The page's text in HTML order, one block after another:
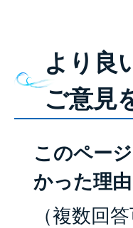
より良
ご意見
このペー
かった理
（複数回答